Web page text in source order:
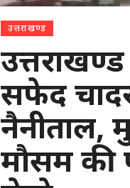
उत्तराखण्ड
सफेद
नैनीताल,
मौसम की